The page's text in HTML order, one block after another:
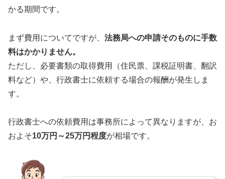
かる期間です。
まず費用についてですが、 法務局への申請そのものに手数
料はかかりません。
ただし、必要書類の取得費用（住民票、課税証明書、翻訳
料など）や、行政書士に依頼する場合の報酬が発生しま
す。
行政書士への依頼費用は事務所によって異なりますが、お
およそ10万円～25万円程度が相場です。